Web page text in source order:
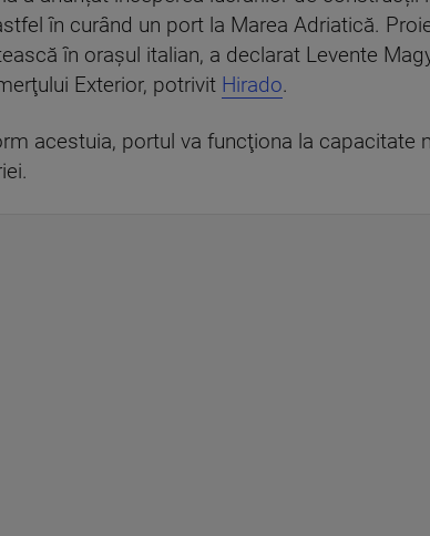
în curând un port la Marea Adriatică.
în orașul italian, a declarat Levente
Exterior, potrivit Hirado.
acestuia, portul va funcţiona la capacitate